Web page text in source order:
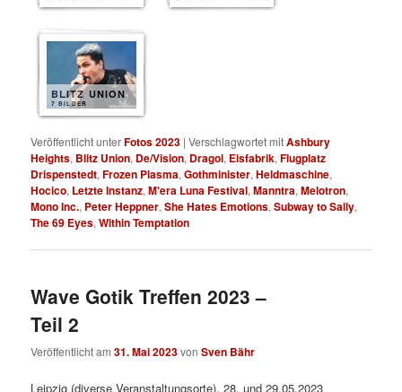
BLITZ UNION
7 BILDER
Veröffentlicht unterFotos 2023 |Verschlagwortet mitAshbury
Heights, Blitz Union, De/Vision, Dragol, Eisfabrik,Flugplatz
Drispenstedt,Frozen Plasma,Gothminister,Heldmaschine,
Hocico, Letzte Instanz,M'era Luna Festival,Manntra,Melotron,
Mono Inc., Peter Heppner,She Hates Emotions,Subway to Sally,
The 69 Eyes,Within Temptation
Wave Gotik Treffen 2023 –
Teil 2
Veröffentlicht am31. Mai 2023vonSven Bähr
Leipzig (diverse Veranstaltungsorte), 28. und 29.05.2023